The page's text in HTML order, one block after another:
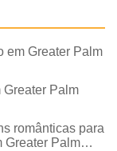
em Greater Palm
Greater Palm
românticas para
Greater Palm